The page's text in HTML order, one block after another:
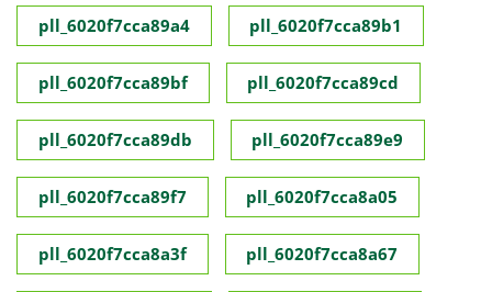
pll_6020f7cca89a4 pll_6020f7cca89b1
pll_6020f7cca89bf pll_6020f7cca89cd
pll_6020f7cca89db pll_6020f7cca89e9
pll_6020f7cca89f7 pll_6020f7cca8a05
pll_6020f7cca8a3f pll_6020f7cca8a67